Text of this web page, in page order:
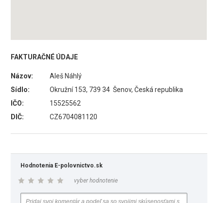
FAKTURAČNÉ ÚDAJE
Názov:
Aleš Náhlý
Sídlo:
Okružní 153, 739 34 Šenov, Česká republika
IČO:
15525562
DIČ:
CZ6704081120
Hodnotenia E-polovnictvo.sk
vyber hodnotenie